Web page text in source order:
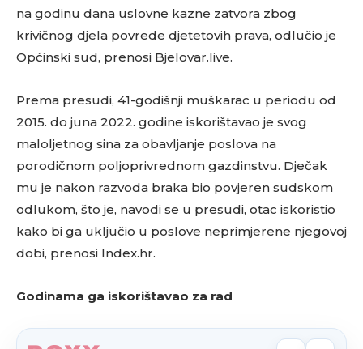
na godinu dana uslovne kazne zatvora zbog
krivičnog djela povrede djetetovih prava, odlučio je
Općinski sud, prenosi Bjelovar.live.
Prema presudi, 41-godišnji muškarac u periodu od
2015. do juna 2022. godine iskorištavao je svog
maloljetnog sina za obavljanje poslova na
porodičnom poljoprivrednom gazdinstvu. Dječak
mu je nakon razvoda braka bio povjeren sudskom
odlukom, što je, navodi se u presudi, otac iskoristio
kako bi ga uključio u poslove neprimjerene njegovoj
dobi, prenosi Index.hr.
Godinama ga iskorištavao za rad